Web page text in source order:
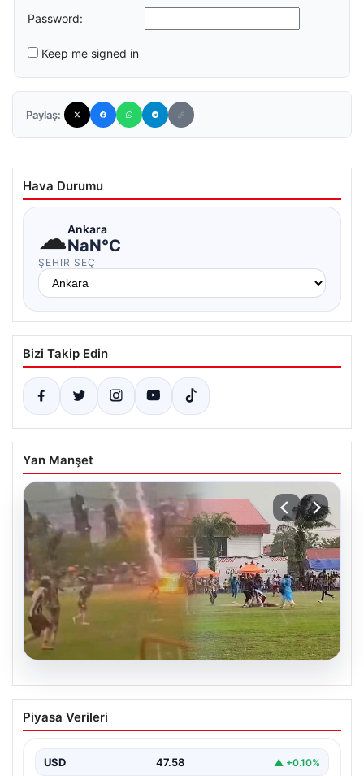
Password:
Keep me signed in
Paylaş:
Hava Durumu
☁Ankara
NaN°C
ŞEHIR SEÇ
Bizi Takip Edin
Yan Manşet
04.08.2026
Olmaz denen oldu! Maç sırasında
yıldırım çarptı: O futbolcu hayatını
Piyasa Verileri
USD 47.58 ▲ +0.10%